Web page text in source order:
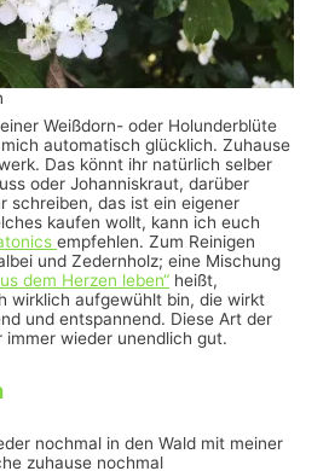
Weißdorn- oder Holunderblüte
automatisch glücklich. Zuhause
Das könnt ihr natürlich selber
oder Johanniskraut, darüber
schreiben, das ist ein eigener
kaufen wollt, kann ich euch
empfehlen. Zum Reinigen
und Zedernholz; eine Mischung
dem Herzen leben“ heißt,
wirklich aufgewühlt bin, die wirkt
und entspannend. Diese Art der
wieder unendlich gut.
nochmal in den Wald mit meiner
zuhause nochmal